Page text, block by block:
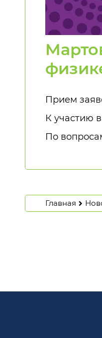
Прием
К участию
По
Главная